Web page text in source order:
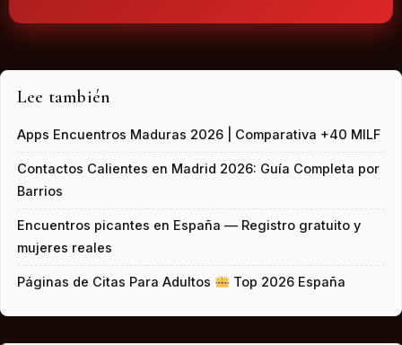
Lee también
Apps Encuentros Maduras 2026 | Comparativa +40 MILF
Contactos Calientes en Madrid 2026: Guía Completa por
Barrios
Encuentros picantes en España — Registro gratuito y
mujeres reales
Páginas de Citas Para Adultos Top 2026 España